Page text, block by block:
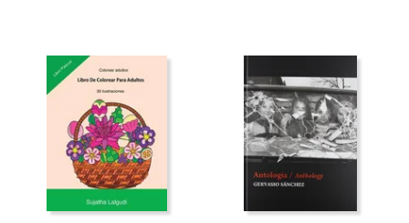
50% 50%